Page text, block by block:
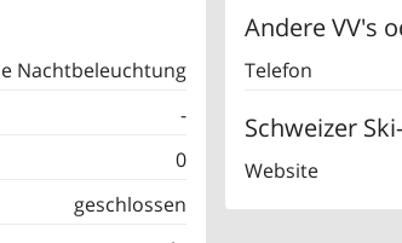
des
in jedem Fall –
PIZcard 365
Nachtbeleuchtung
-
0
geschlossen
Andere VV's
Telefon
Schweizer
Website